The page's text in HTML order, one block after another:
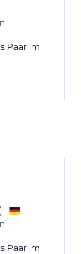
Paar im
)
Paar im